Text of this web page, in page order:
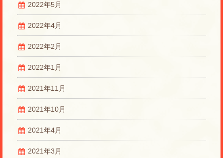
2022年5月
2022年4月
2022年2月
2022年1月
2021年11月
2021年10月
2021年4月
2021年3月